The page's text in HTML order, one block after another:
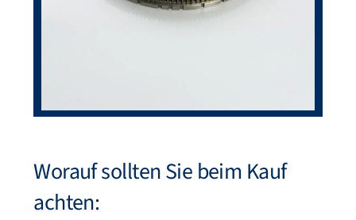
Worauf sollten Sie beim Kauf
achten: